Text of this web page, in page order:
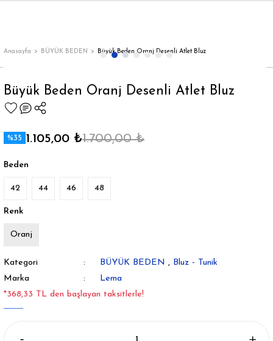
Trençkot
Trençkot
Anasayfa BÜYÜK BEDEN Büyük Beden Oranj Desenli Atlet Bluz
Büyük Beden Oranj Desenli Atlet Bluz
%35 1.105,00 ₺1.700,00 ₺
Beden
42 44 46 48
Renk
Oranj
Kategori BÜYÜK BEDEN , Bluz - Tunik
Marka
Lema
*368,33 TL den başlayan taksitlerle!